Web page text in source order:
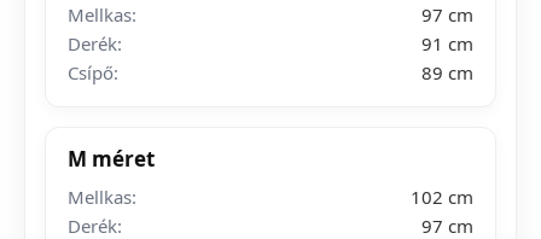
Mellkas:
97 cm
Derék:
91 cm
Csípő:
89 cm
M méret
Mellkas:
102 cm
Derék:
97 cm